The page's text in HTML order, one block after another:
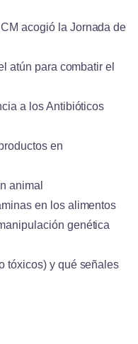
acogió la Jornada de
atún para combatir el
a los Antibióticos
en
animal
en los alimentos
genética
tóxicos) y qué señales